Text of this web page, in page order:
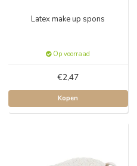
Latex make up spons
Op voorraad
€2,47
Kopen